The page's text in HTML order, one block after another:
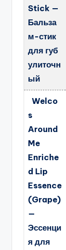
Stick —
Бальза
м-стик
для губ
улиточн
ый
Welco
s
Around
Me
Enriche
d Lip
Essence
(Grape)
—
Эссенци
я для